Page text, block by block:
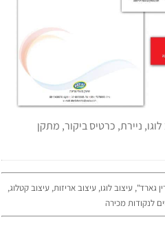
ניירת, כרטיס ביקור, מתקן
עיצוב לוגו, עיצוב אריזות, עיצוב קטלוג,
לנקודות מכירה